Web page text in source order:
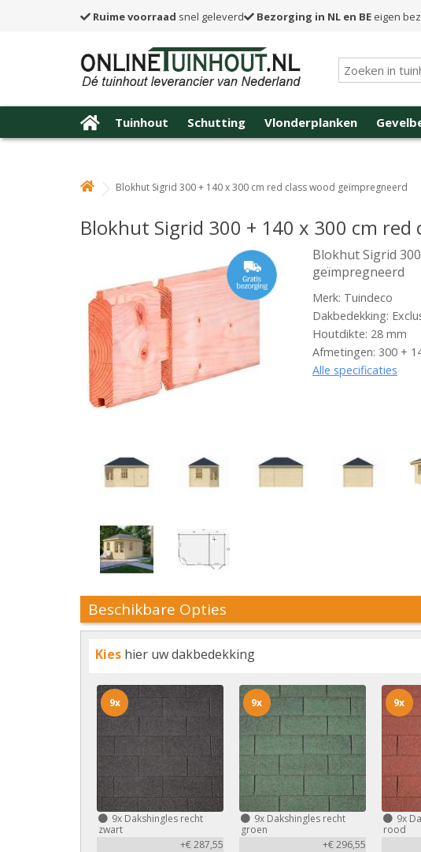
Ruime voorraad snel geleverd Bezorging in NL en BE eigen
Tuinhout Schutting Vlonderplanken
Blokhut Sigrid 300 + 140 x 300 cm red class wood geïmpregneerd
Blokhut Sigrid 300 + 140 x 300 cm
Blokhut Sigrid
geïmpregneerd
Merk: Tuindeco
Dakbedekking:
Houtdikte: 28 mm
Afmetingen: 300 +
Alle specificaties
Beschikbare Opties
Kies hier uw dakbedekking
9x Dakshingles recht
zwart
+€ 287,55
9x
9xDakshingles recht
groen
+€ 296,55
9x
9x
rood
9x